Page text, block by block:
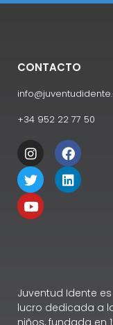
CONTACTO
+34 952 22 77 50
Juventud Idente
lucro dedicada a
niños, fundada en